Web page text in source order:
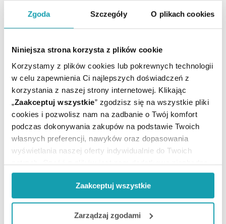
Zgoda Szczegóły O plikach cookies
Niniejsza strona korzysta z plików cookie
Korzystamy z plików cookies lub pokrewnych technologii
w celu zapewnienia Ci najlepszych doświadczeń z
korzystania z naszej strony internetowej. Klikając
„Zaakceptuj wszystkie” zgodzisz się na wszystkie pliki
cookies i pozwolisz nam na zadbanie o Twój komfort
podczas dokonywania zakupów na podstawie Twoich
własnych preferencji, nawyków oraz dopasowania
wyświetlania naszej oferty indywidualnie do Twoich
potrzeb. Część z plików jest nam dodatkowo niezbędna
do prawidłowego działania Portalu oraz jego
funkcjonalności. W zależności od funkcji, dane o tym jak
korzystasz z naszej witryny będą również przekazywane
do naszych Partnerów marketingowych i analitycznych.
Zaakceptuj wszystkie
Zarządzaj zgodami
Informacje dodatkowe
zapobiec możliwemu urazowi powierzchni oka oraz
uniknąć zanieczyszczenia roztworu.
Po otwarciu produkt może być używany przez 2
miesiące.
Nie stosować preparatu po upływie terminu ważności,
ani w przypadku uszkodzenia opakowania
zewnętrznego lub butelki.
Przed użyciem produktu należy uważnie przeczytać
instrukcję użycia zawartą w opakowaniu – zawiera ona
ważne informacje na temat stosowania tego
To jest wyrób medyczny. Używaj go zgodnie z
instrukcją używania lub etykietą.